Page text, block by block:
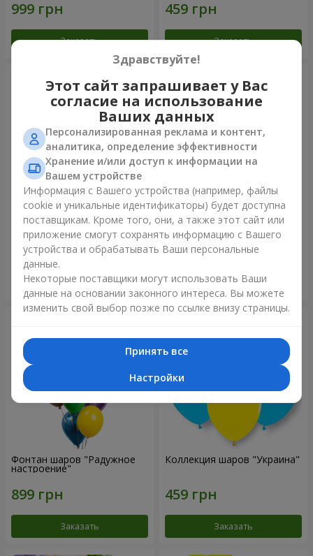
Заказать Заказать
Фонтан шаров "Небо"
Заказать
Фонтан шаров "Розовое
золото"
Заказать
Фонтан шаров "Радужное
настроение"
Заказать
Коллекция шаров "Украина"
Заказать
Здравствуйте!
Этот сайт запрашивает у Вас
согласие на использование
Ваших данных
Персонализированная реклама и контент,
аналитика, определение эффективности
Хранение и/или доступ к информации на
Вашем устройстве
Информация с Вашего устройства (например, файлы
cookie и уникальные идентификаторы) будет доступна
поставщикам. Кроме того, они, а также этот сайт или
приложение смогут сохранять информацию с Вашего
устройства и обрабатывать Ваши персональные
данные.
Некоторые поставщики могут использовать Ваши
данные на основании законного интереса. Вы можете
изменить свой выбор позже по ссылке внизу страницы.
Принять все
Настройки